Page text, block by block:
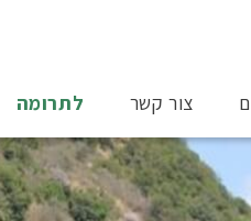
צור קשר לתרומה